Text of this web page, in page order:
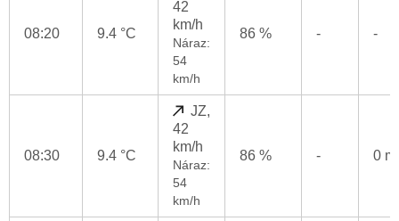
08:20 9.4 °C
42
km/h
Náraz:
54
km/h
86 % - -
08:30 9.4 °C
JZ,
42
km/h
Náraz:
54
km/h
86 % - 0